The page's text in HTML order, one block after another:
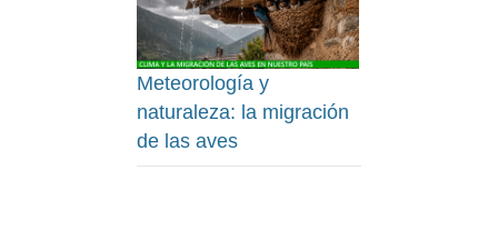
Meteorología y
naturaleza: la migración
de las aves